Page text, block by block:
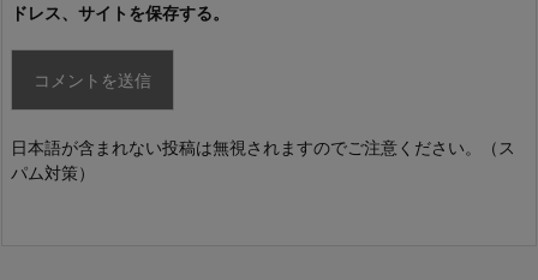
ドレス、サイトを保存する。
日本語が含まれない投稿は無視されますのでご注意ください。（ス
パム対策）